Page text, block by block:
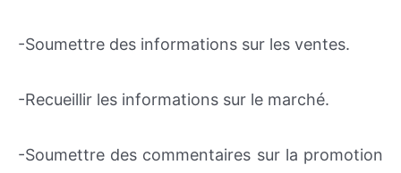
-Soumettre des informations sur les ventes.
-Recueillir les informations sur le marché.
-Soumettre des commentaires sur la promotion